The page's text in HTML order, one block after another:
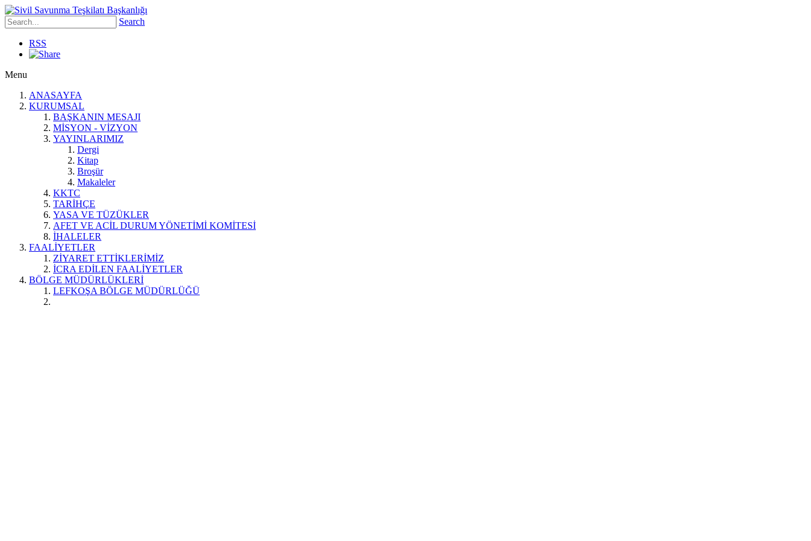
Search
RSS
Menu
ANASAYFA
KURUMSAL
BAŞKANIN MESAJI
MİSYON - VİZYON
YAYINLARIMIZ
Dergi
Kitap
Broşür
Makaleler
KKTC
TARİHÇE
YASA VE TÜZÜKLER
AFET VE ACİL DURUM YÖNETİMİ KOMİTESİ
İHALELER
FAALİYETLER
ZİYARET ETTİKLERİMİZ
İCRA EDİLEN FAALİYETLER
BÖLGE MÜDÜRLÜKLERİ
LEFKOŞA BÖLGE MÜDÜRLÜĞÜ